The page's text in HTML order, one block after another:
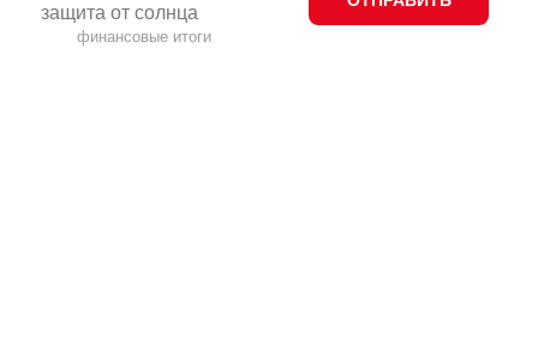
защита от солнца
финансовые итоги